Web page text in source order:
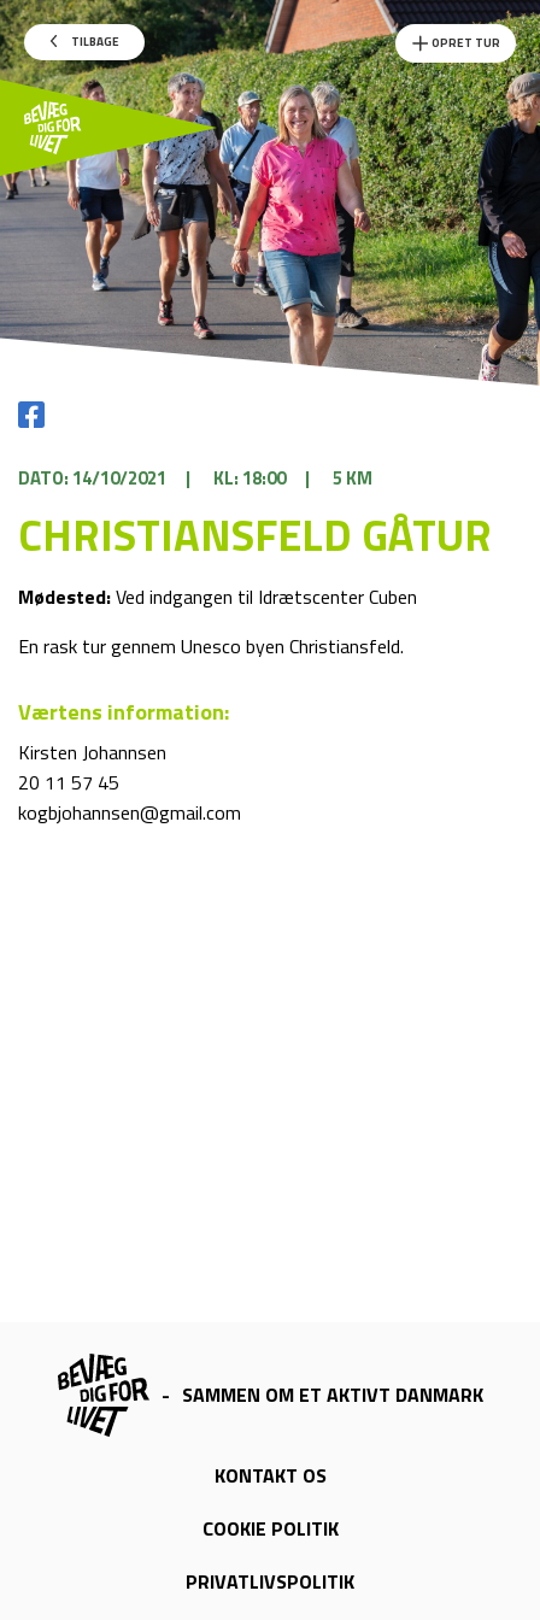
TILBAGE OPRET TUR
DATO: 14/10/2021 | KL: 18:00 | 5 KM
CHRISTIANSFELD GÅTUR
Mødested:Ved indgangen til Idrætscenter Cuben
En rask tur gennem Unesco byen Christiansfeld.
Værtens information:
Kirsten Johannsen
20 11 57 45
kogbjohannsen@gmail.com
- SAMMEN OM ET AKTIVT DANMARK
KONTAKT OS
COOKIE POLITIK
PRIVATLIVSPOLITIK